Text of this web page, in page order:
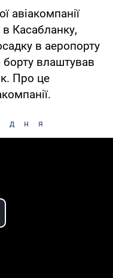
авіакомпанії
Касабланку,
в аеропорту
борту влаштував
Про це
дня
Video